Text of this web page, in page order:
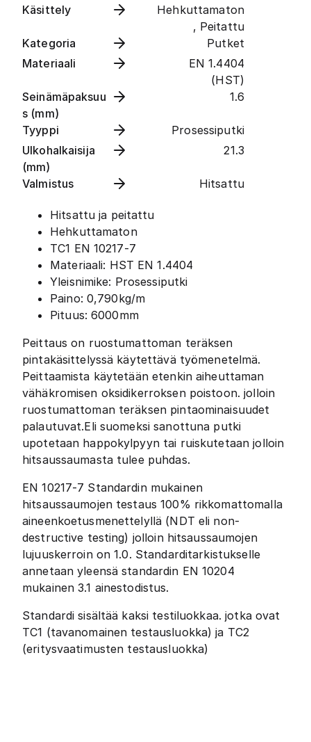
Käsittely
Hehkuttamaton
, Peitattu
Kategoria
Putket
Materiaali
EN 1.4404
(HST)
Seinämäpaksuu
s (mm)
1.6
Tyyppi
Prosessiputki
Ulkohalkaisija
(mm)
21.3
Valmistus Hitsattu
Hitsattu ja peitattu
Hehkuttamaton
TC1 EN 10217-7
Materiaali: HST EN 1.4404
Yleisnimike: Prosessiputki
Paino: 0,790kg/m
Pituus: 6000mm
Peittaus on ruostumattoman teräksen
pintakäsittelyssä käytettävä työmenetelmä.
Peittaamista käytetään etenkin aiheuttaman
vähäkromisen oksidikerroksen poistoon. jolloin
ruostumattoman teräksen pintaominaisuudet
palautuvat.Eli suomeksi sanottuna putki
upotetaan happokylpyyn tai ruiskutetaan jolloin
hitsaussaumasta tulee puhdas.
EN 10217-7 Standardin mukainen
hitsaussaumojen testaus 100% rikkomattomalla
aineenkoetusmenettelyllä (NDT eli non-
destructive testing) jolloin hitsaussaumojen
lujuuskerroin on 1.0. Standarditarkistukselle
annetaan yleensä standardin EN 10204
mukainen 3.1 ainestodistus.
Standardi sisältää kaksi testiluokkaa. jotka ovat
TC1 (tavanomainen testausluokka) ja TC2
(eritysvaatimusten testausluokka)